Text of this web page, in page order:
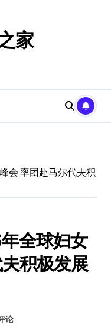
家
会 率团赴马尔代夫积
全球妇女
积极发展
论